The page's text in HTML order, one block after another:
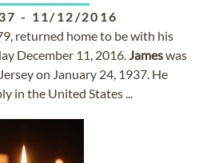
- 11/12/2016
returned home to be with his
December 11, 2016.Jameswas
on January 24, 1937. He
in the United States ...